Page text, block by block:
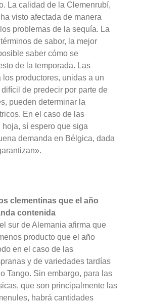
La calidad de la Clemenrubí,
visto afectada de manera
problemas de la sequía. La
de sabor, la mejor
saber cómo se
de la temporada. Las
productores, unidas a un
de predecir por parte de
pueden determinar la
En el caso de las
sí espero que siga
demanda en Bélgica, dada
clementinas que el año
contenida
sur de Alemania afirma que
producto que el año
en el caso de las
y de variedades tardías
Tango. Sin embargo, para las
que son principalmente las
habrá cantidades